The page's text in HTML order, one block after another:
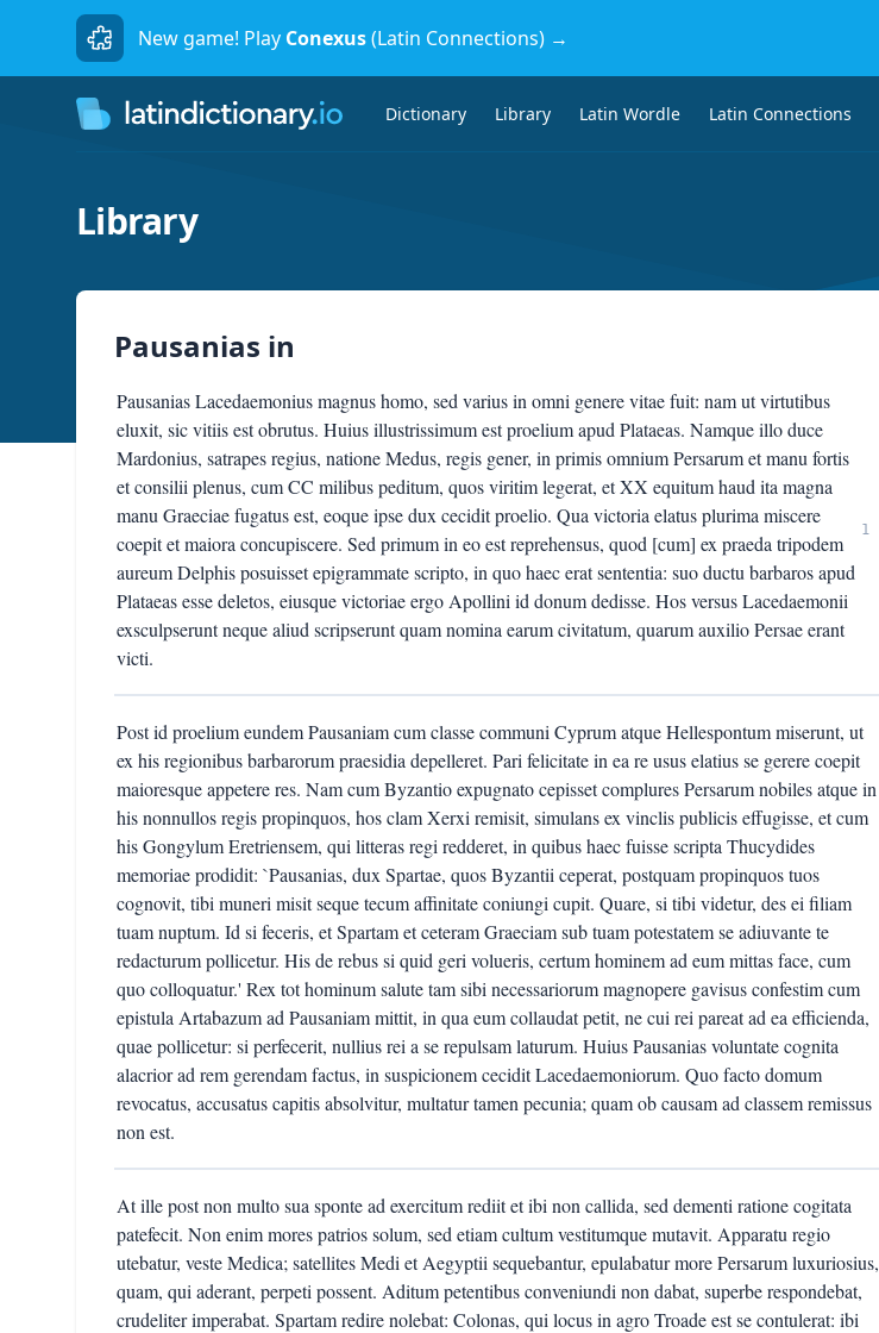
New game! Play Conexus(Latin Connections) →
Dictionary Library Latin Wordle Latin Connections
Library
Pausanias in
Pausanias Lacedaemonius magnus homo, sed varius in omni genere vitae fuit: nam ut virtutibus
eluxit, sic vitiis est obrutus. Huius illustrissimum est proelium apud Plataeas. Namque illo duce
Mardonius, satrapes regius, natione Medus, regis gener, in primis omnium Persarum et manu fortis
et consilii plenus, cum CC milibus peditum, quos viritim legerat, et XX equitum haud ita magna
manu Graeciae fugatus est, eoque ipse dux cecidit proelio. Qua victoria elatus plurima miscere
coepit et maiora concupiscere. Sed primum in eo est reprehensus, quod [cum] ex praeda tripodem
aureum Delphis posuisset epigrammate scripto, in quo haec erat sententia: suo ductu barbaros apud
Plataeas esse deletos, eiusque victoriae ergo Apollini id donum dedisse. Hos versus Lacedaemonii
exsculpserunt neque aliud scripserunt quam nomina earum civitatum, quarum auxilio Persae erant
victi.
1
Post id proelium eundem Pausaniam cum classe communi Cyprum atque Hellespontum miserunt, ut
ex his regionibus barbarorum praesidia depelleret. Pari felicitate in ea re usus elatius se gerere coepit
maioresque appetere res. Nam cum Byzantio expugnato cepisset complures Persarum nobiles atque in
his nonnullos regis propinquos, hos clam Xerxi remisit, simulans ex vinclis publicis effugisse, et cum
his Gongylum Eretriensem, qui litteras regi redderet, in quibus haec fuisse scripta Thucydides
memoriae prodidit: `Pausanias, dux Spartae, quos Byzantii ceperat, postquam propinquos tuos
cognovit, tibi muneri misit seque tecum affinitate coniungi cupit. Quare, si tibi videtur, des ei filiam
tuam nuptum. Id si feceris, et Spartam et ceteram Graeciam sub tuam potestatem se adiuvante te
redacturum pollicetur. His de rebus si quid geri volueris, certum hominem ad eum mittas face, cum
quo colloquatur.' Rex tot hominum salute tam sibi necessariorum magnopere gavisus confestim cum
epistula Artabazum ad Pausaniam mittit, in qua eum collaudat petit, ne cui rei pareat ad ea efficienda,
quae pollicetur: si perfecerit, nullius rei a se repulsam laturum. Huius Pausanias voluntate cognita
alacrior ad rem gerendam factus, in suspicionem cecidit Lacedaemoniorum. Quo facto domum
revocatus, accusatus capitis absolvitur, multatur tamen pecunia; quam ob causam ad classem remissus
non est.
At ille post non multo sua sponte ad exercitum rediit et ibi non callida, sed dementi ratione cogitata
patefecit. Non enim mores patrios solum, sed etiam cultum vestitumque mutavit. Apparatu regio
utebatur, veste Medica; satellites Medi et Aegyptii sequebantur, epulabatur more Persarum luxuriosius,
quam, qui aderant, perpeti possent. Aditum petentibus conveniundi non dabat, superbe respondebat,
crudeliter imperabat. Spartam redire nolebat: Colonas, qui locus in agro Troade est se contulerat: ibi